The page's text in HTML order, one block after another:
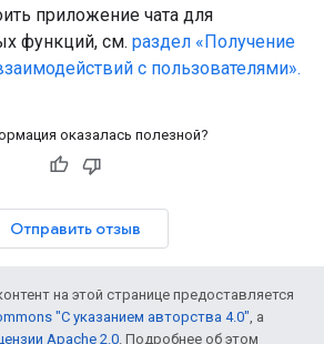
приложение чата для
функций, см. раздел «Получение
с пользователями».
оказалась полезной?
Отправить отзыв
на этой странице предоставляется
"С указанием авторства 4.0" , а
Apache 2.0 . Подробнее об этом